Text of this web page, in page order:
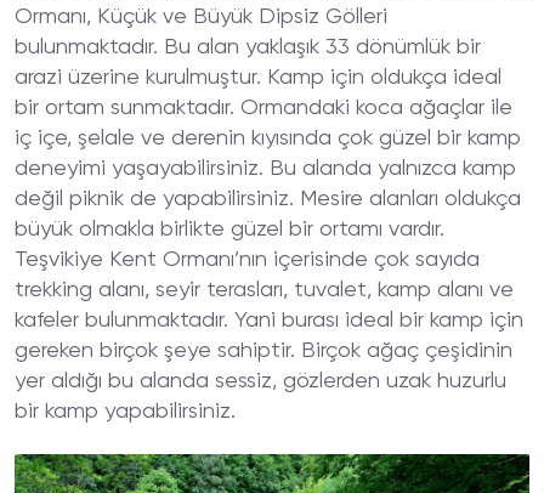
Ormanı, Küçük ve Büyük Dipsiz Gölleri
bulunmaktadır. Bu alan yaklaşık 33 dönümlük bir
arazi üzerine kurulmuştur. Kamp için oldukça ideal
bir ortam sunmaktadır. Ormandaki koca ağaçlar ile
iç içe, şelale ve derenin kıyısında çok güzel bir kamp
deneyimi yaşayabilirsiniz. Bu alanda yalnızca kamp
değil piknik de yapabilirsiniz. Mesire alanları oldukça
büyük olmakla birlikte güzel bir ortamı vardır.
Teşvikiye Kent Ormanı’nın içerisinde çok sayıda
trekking alanı, seyir terasları, tuvalet, kamp alanı ve
kafeler bulunmaktadır. Yani burası ideal bir kamp için
gereken birçok şeye sahiptir. Birçok ağaç çeşidinin
yer aldığı bu alanda sessiz, gözlerden uzak huzurlu
bir kamp yapabilirsiniz.